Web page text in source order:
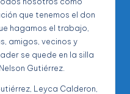
que tenemos el don
hagamos el trabajo,
amigos, vecinos y
se quede en la silla
Gutiérrez.
Leyca Calderon,